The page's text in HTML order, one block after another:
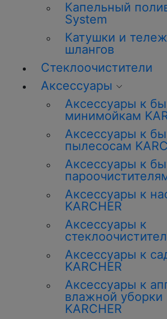
Капельный
System
Катушки и
шлангов
Стеклоочистители
Аксессуары
Аксессуары к
минимойкам
Аксессуары к
пылесосам
Аксессуары к
Аксессуары к
KARCHER
Аксессуары к
Аксессуары к
KARCHER
Аксессуары к
влажной уборки
KARCHER